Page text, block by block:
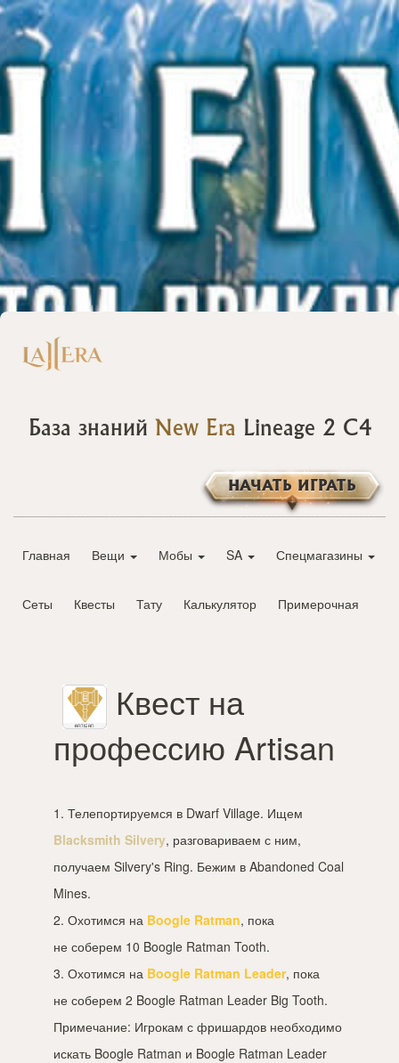
База знаний New Era Lineage 2 C4
НАЧАТЬ ИГРАТЬ
Главная Вещи Мобы SA Спецмагазины
Сеты Квесты Тату Калькулятор Примерочная
Квест на
профессию Artisan
1. Телепортируемся в Dwarf Village. Ищем
Blacksmith Silvery, разговариваем с ним,
получаем Silvery's Ring. Бежим в Abandoned Coal
Mines.
2. Охотимся на Boogle Ratman, пока
не соберем 10 Boogle Ratman Tooth.
3. Охотимся на Boogle Ratman Leader, пока
не соберем 2 Boogle Ratman Leader Big Tooth.
Примечание: Игрокам с фришардов необходимо
искать Boogle Ratman и Boogle Ratman Leader